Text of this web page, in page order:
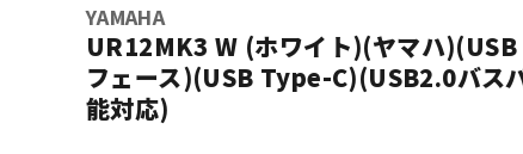
キーボード
YAMAHA
UR12MK3 W (ホワイト)(ヤマハ)(USB
フェース)(USB Type-C)(USB2.0バス
能対応)